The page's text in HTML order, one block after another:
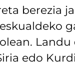
berezia
edo